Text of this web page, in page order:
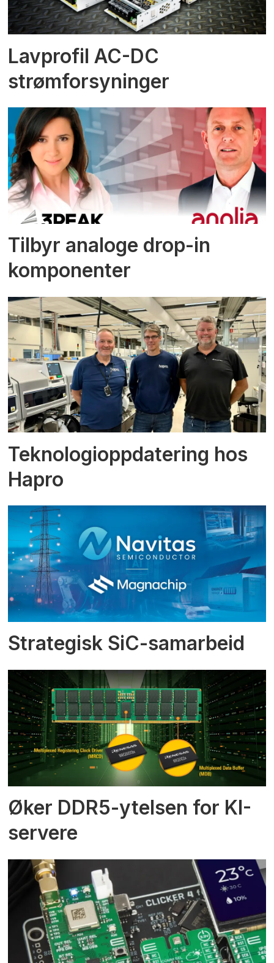
Lavprofil AC-DC
strømforsyninger
Tilbyr analoge drop-in
komponenter
Teknologioppdatering hos
Hapro
Strategisk SiC-samarbeid
Øker DDR5-ytelsen for KI-
servere